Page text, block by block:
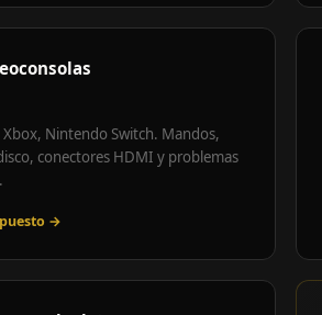
Xbox, Nintendo Switch. Mandos,
conectores HDMI y problemas
→